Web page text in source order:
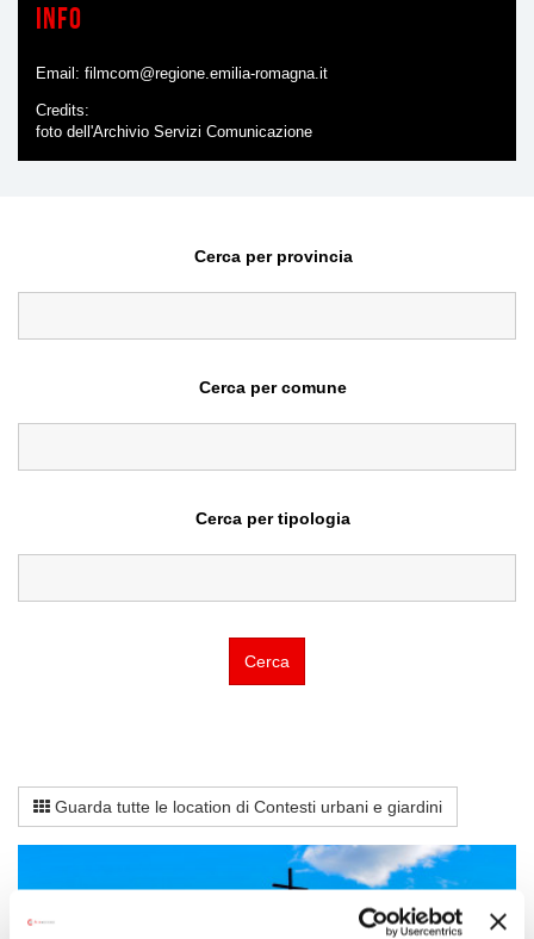
Info
Email: filmcom@regione.emilia-romagna.it
Credits
foto dell'Archivio Servizi Comunicazione
Cerca per provincia
Cerca per comune
Cerca per tipologia
Cerca
Guarda tutte le location di Contesti urbani e giardini